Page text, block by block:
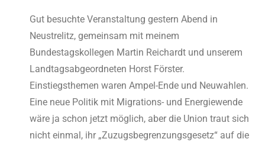
Gut besuchte Veranstaltung gestern Abend in
Neustrelitz, gemeinsam mit meinem
Bundestagskollegen Martin Reichardt und unserem
Landtagsabgeordneten Horst Förster.
Einstiegsthemen waren Ampel-Ende und Neuwahlen.
Eine neue Politik mit Migrations- und Energiewende
wäre ja schon jetzt möglich, aber die Union traut sich
nicht einmal, ihr „Zuzugsbegrenzungsgesetz“ auf die